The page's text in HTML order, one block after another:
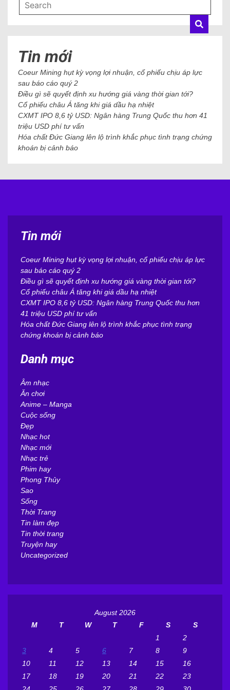
Tin mới
Coeur Mining hụt kỳ vọng lợi nhuận, cổ phiếu chịu áp lực
sau báo cáo quý 2
Điều gì sẽ quyết định xu hướng giá vàng thời gian tới?
Cổ phiếu châu Á tăng khi giá dầu hạ nhiệt
CXMT IPO 8,6 tỷ USD: Ngân hàng Trung Quốc thu hơn 41
triệu USD phí tư vấn
Hóa chất Đức Giang lên lộ trình khắc phục tình trạng chứng
khoán bị cảnh báo
Tin mới
Coeur Mining hụt kỳ vọng lợi nhuận, cổ phiếu chịu áp lực
sau báo cáo quý 2
Điều gì sẽ quyết định xu hướng giá vàng thời gian tới?
Cổ phiếu châu Á tăng khi giá dầu hạ nhiệt
CXMT IPO 8,6 tỷ USD: Ngân hàng Trung Quốc thu hơn
41 triệu USD phí tư vấn
Hóa chất Đức Giang lên lộ trình khắc phục tình trạng
chứng khoán bị cảnh báo
Danh mục
Âm nhạc
Ăn chơi
Anime – Manga
Cuộc sống
Đẹp
Nhạc hot
Nhạc mới
Nhạc trẻ
Phim hay
Phong Thủy
Sao
Sống
Thời Trang
Tin làm đẹp
Tin thời trang
Truyện hay
Uncategorized
August 2026
M
T W T F S
S
1
2
3
4 5 6 7 8
9
10
11 12 13 14 15
16
17
18 19 20 21 22
23